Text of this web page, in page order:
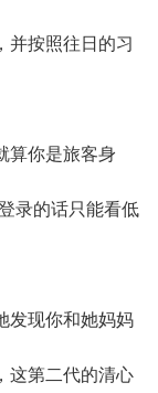
并按照往日的习
你是旅客身
录的话只能看低
现你和她妈妈
这第二代的清心